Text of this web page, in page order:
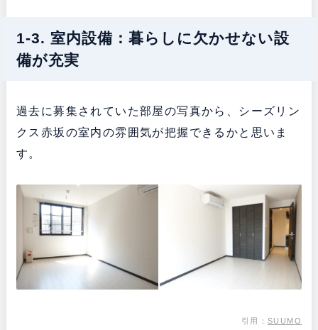
1-3. 室内設備：暮らしに欠かせない設
備が充実
過去に募集されていた部屋の写真から、シーズリン
クス赤坂の室内の雰囲気が把握できるかと思いま
す。
引用：SUUMO